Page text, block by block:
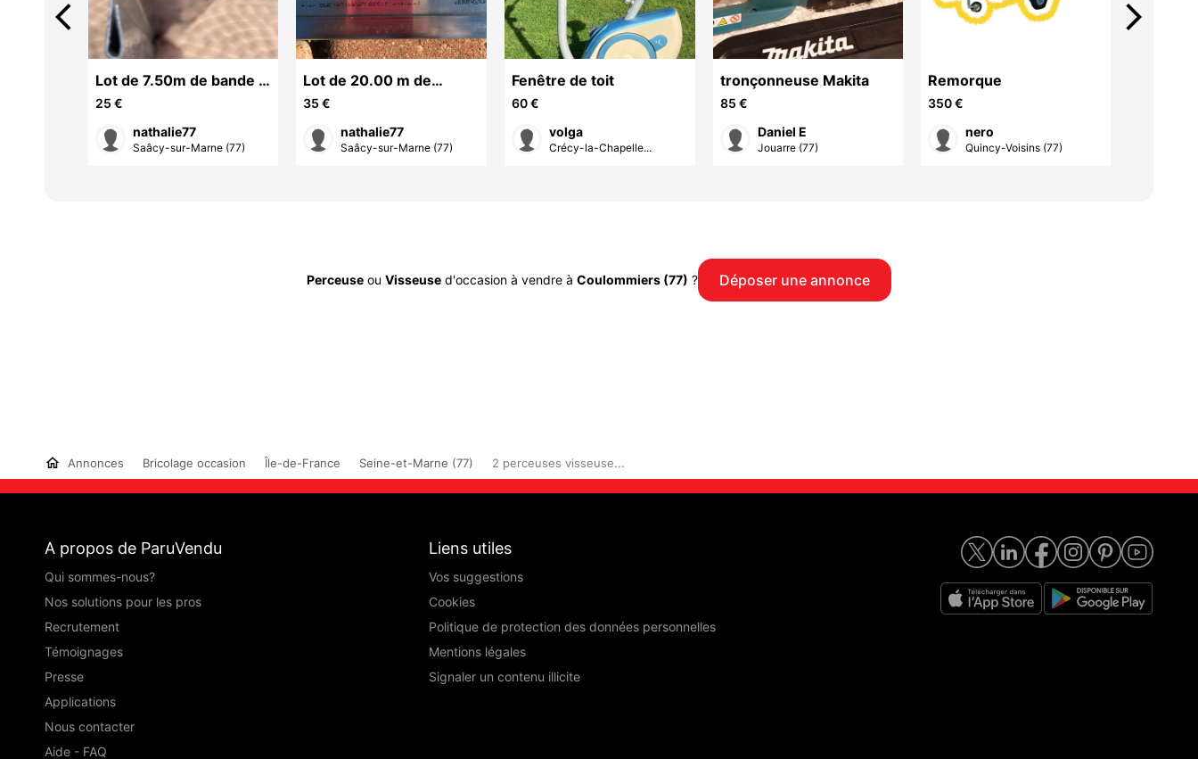
Lot de 7.50m de bande à
rabattre zinc naturel en
barre de 2.
25 €
nathalie77
Saâcy-sur-Marne (77)
Lot de 20.00 m de
coulisseaux plats zinc
naturel soit 10 piè
35 €
nathalie77
Saâcy-sur-Marne (77)
Fenêtre de toit
60 €
volga
Crécy-la-Chapelle...
tronçonneuse Makita
85 €
Daniel E
Jouarre (77)
Remorque
350 €
nero
Quincy-Voisins (77)
arrow_back_ios arrow_forward_ios
Perceuse ou Visseuse d'occasion à vendre à Coulommiers (77) ? Déposer une annonce
Annonces Bricolage occasion Île-de-France Seine-et-Marne (77) 2 perceuses visseuse...
A propos de ParuVendu
Qui sommes-nous?
Nos solutions pour les pros
Recrutement
Témoignages
Presse
Applications
Nous contacter
Aide - FAQ
Liens utiles
Vos suggestions
Cookies
Politique de protection des données personnelles
Mentions légales
Signaler un contenu illicite